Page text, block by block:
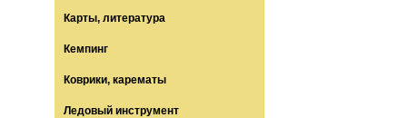
Карты, литература
Кемпинг
Коврики, карематы
Ледовый инструмент